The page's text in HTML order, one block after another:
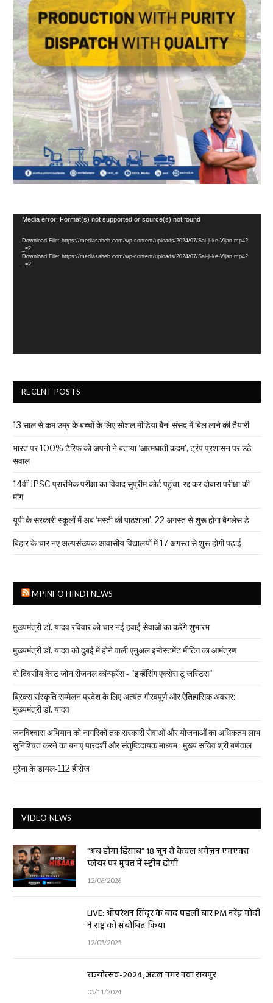
Video
Media error: Format(s) not supported or source(s) not found
Download File: https://mediasaheb.com/wp-content/uploads/2024/07/Sai-ji-ke-Vijan.mp4?
_=2
Download File: https://mediasaheb.com/wp-content/uploads/2024/07/Sai-ji-ke-Vijan.mp4?
_=2
RECENT POSTS
13 साल से कम उम्र के बच्चों के लिए सोशल मीडिया बैन! संसद में बिल लाने की तैयारी
भारत पर 100% टैरिफ को अपनों ने बताया ‘आत्मघाती कदम’, ट्रंप प्रशासन पर उठे
सवाल
14वीं JPSC प्रारंभिक परीक्षा का विवाद सुप्रीम कोर्ट पहुंचा, रद्द कर दोबारा परीक्षा की
मांग
यूपी के सरकारी स्कूलों में अब ‘मस्ती की पाठशाला’, 22 अगस्त से शुरू होगा बैगलेस डे
बिहार के चार नए अल्पसंख्यक आवासीय विद्यालयों में 17 अगस्त से शुरू होगी पढ़ाई
MPINFO HINDI NEWS
मुख्यमंत्री डॉ. यादव रविवार को चार नई हवाई सेवाओं का करेंगे शुभारंभ
मुख्यमंत्री डॉ. यादव को दुबई में होने वाली एनुअल इन्वेस्टमेंट मीटिंग का आमंत्रण
दो दिवसीय वेस्ट जोन रीजनल कॉन्फ्रेंस - "इन्हेंसिंग एक्सेस टू जस्टिस"
ब्रिक्स संस्कृति सम्मेलन प्रदेश के लिए अत्यंत गौरवपूर्ण और ऐतिहासिक अवसर:
मुख्यमंत्री डॉ. यादव
जनविश्वास अभियान को नागरिकों तक सरकारी सेवाओं और योजनाओं का अधिकतम लाभ
सुनिश्चित करने का बनाएं पारदर्शी और संतुष्टिदायक माध्यम : मुख्य सचिव श्री बर्णवाल
मुरैना के डायल-112 हीरोज
VIDEO NEWS
“अब होगा हिसाब” 18 जून से केवल अमेज़न एमएक्स
प्लेयर पर मुफ्त में स्ट्रीम होगी
12/06/2026
LIVE: ऑपरेशन सिंदूर के बाद पहली बार PM नरेंद्र मोदी
ने राष्ट्र को संबोधित किया
12/05/2025
राज्योत्सव-2024, अटल नगर नवा रायपुर
05/11/2024